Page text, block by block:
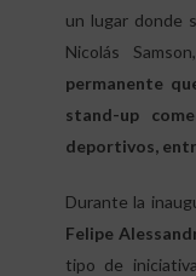
un lugar donde
Nicolás
permanente
stand-up
deportivos,
Durante la
Felipe
tipo de